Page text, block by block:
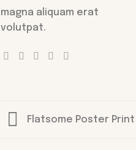
magna aliquam erat
volutpat.
Flatsome Poster Print